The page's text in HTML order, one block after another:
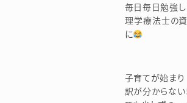
毎日毎日勉強し
理学療法士の
に
子育てが始まり
訳が分からな